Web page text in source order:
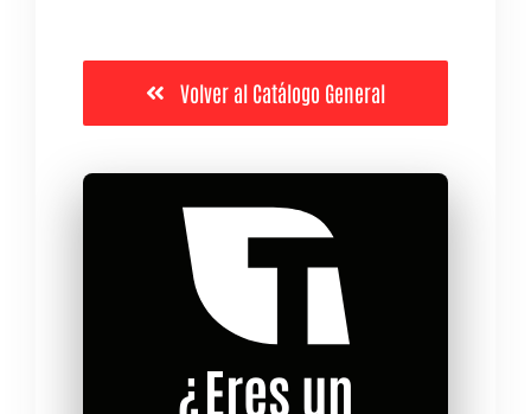
Volver al Catálogo General
¿Eres un